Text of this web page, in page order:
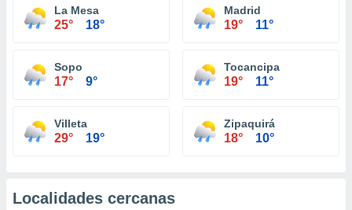
La Mesa
25° 18°
Madrid
19° 11°
Sopo
17° 9°
Tocancipa
19° 11°
Villeta
29° 19°
Zipaquirá
18° 10°
Localidades cercanas